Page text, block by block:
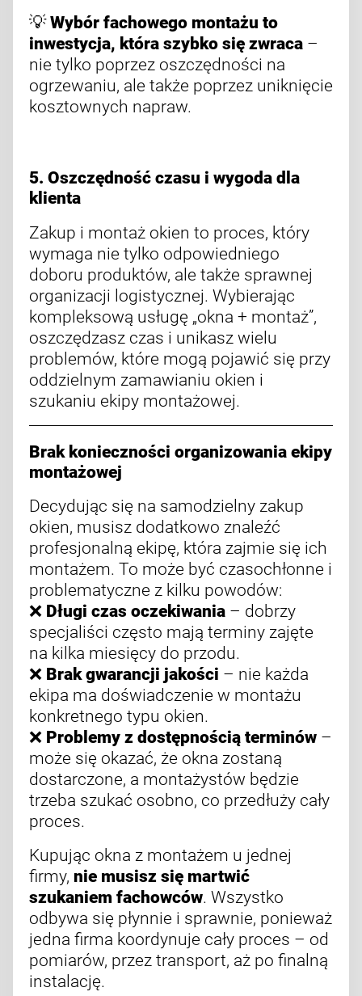
💡Wybór fachowego montażu to
inwestycja, która szybko się zwraca –
nie tylko poprzez oszczędności na
ogrzewaniu, ale także poprzez uniknięcie
kosztownych napraw.
5. Oszczędność czasu i wygoda dla
klienta
Zakup i montaż okien to proces, który
wymaga nie tylko odpowiedniego
doboru produktów, ale także sprawnej
organizacji logistycznej. Wybierając
kompleksową usługę „okna + montaż”,
oszczędzasz czas i unikasz wielu
problemów, które mogą pojawić się przy
oddzielnym zamawianiu okien i
szukaniu ekipy montażowej.
Brak konieczności organizowania ekipy
montażowej
Decydując się na samodzielny zakup
okien, musisz dodatkowo znaleźć
profesjonalną ekipę, która zajmie się ich
montażem. To może być czasochłonne i
problematyczne z kilku powodów:
❌ Długi czas oczekiwania – dobrzy
specjaliści często mają terminy zajęte
na kilka miesięcy do przodu.
❌ Brak gwarancji jakości – nie każda
ekipa ma doświadczenie w montażu
konkretnego typu okien.
❌ Problemy z dostępnością terminów –
może się okazać, że okna zostaną
dostarczone, a montażystów będzie
trzeba szukać osobno, co przedłuży cały
proces.
Kupując okna z montażem u jednej
firmy, nie musisz się martwić
szukaniem fachowców. Wszystko
odbywa się płynnie i sprawnie, ponieważ
jedna firma koordynuje cały proces – od
pomiarów, przez transport, aż po finalną
instalację.